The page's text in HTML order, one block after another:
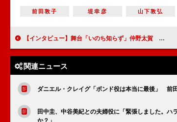
前田敦子 堤幸彦 山下敦弘
【インタビュー】舞台「いのち知らず」仲野太賀 親友役の勝地涼に「シンパシーを感じている」
関連ニュース
ダニエル・クレイグ「ボンド役は本当に最後」 前
田中圭、中谷美紀との夫婦役に「緊張しました。
か？」